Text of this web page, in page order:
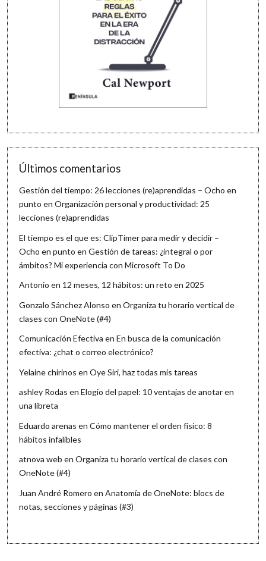
Últimos comentarios
Gestión del tiempo: 26 lecciones (re)aprendidas – Ocho en
punto enOrganización personal y productividad: 25
lecciones (re)aprendidas
El tiempo es el que es: ClipTimer para medir y decidir –
Ocho en punto enGestión de tareas: ¿integral o por
ámbitos? Mi experiencia con Microsoft To Do
Antonio en 12 meses, 12 hábitos: un reto en 2025
Gonzalo Sánchez Alonso enOrganiza tu horario vertical de
clases con OneNote (#4)
Comunicación Efectiva enEn busca de la comunicación
efectiva: ¿chat o correo electrónico?
Yelaine chirinos enOye Siri, haz todas mis tareas
ashley Rodas enElogio del papel: 10 ventajas de anotar en
una libreta
Eduardo arenas enCómo mantener el orden físico: 8
hábitos infalibles
atnova web enOrganiza tu horario vertical de clases con
OneNote (#4)
Juan André Romero enAnatomía de OneNote: blocs de
notas, secciones y páginas (#3)